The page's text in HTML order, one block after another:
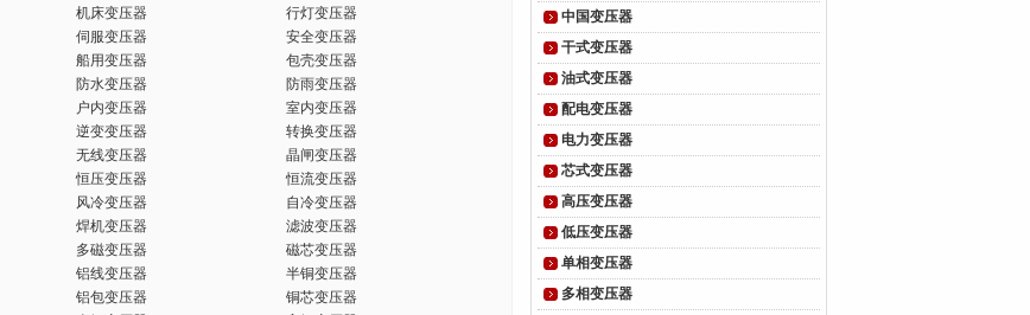
键
词
机床变压器
行灯变压器
伺服变压器
安全变压器
船用变压器
包壳变压器
防水变压器
防雨变压器
户内变压器
室内变压器
逆变变压器
转换变压器
无线变压器
晶闸变压器
恒压变压器
恒流变压器
风冷变压器
自冷变压器
焊机变压器
滤波变压器
多磁变压器
磁芯变压器
铝线变压器
半铜变压器
铝包变压器
铜芯变压器
中国变压器
干式变压器
油式变压器
配电变压器
电力变压器
芯式变压器
高压变压器
低压变压器
单相变压器
多相变压器